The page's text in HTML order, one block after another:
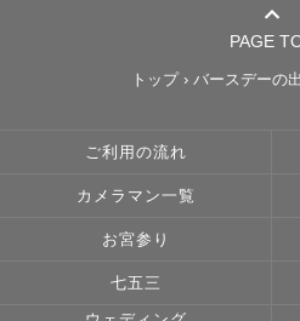
PAGE
トップ › バースデーの
ご利用の流れ
カメラマン一覧
お宮参り
七五三